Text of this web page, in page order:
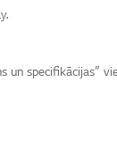
un specifikācijas”